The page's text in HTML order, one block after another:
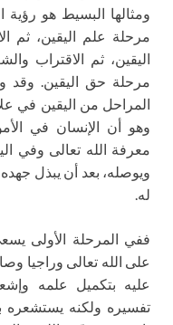
ومثالها البسيط هو رؤية
مرحلة علم اليقين، ثم
اليقين، ثم الاقتراب
مرحلة حق اليقين. وقد
المراحل من اليقين في
وهو أن الإنسان في
معرفة الله تعالى وفي
ويوصله، بعد أن يبذل
له.
ففي المرحلة الأولى
على الله تعالى وراجيا
عليه بتكميل علمه
تفسيره ولكنه يستشعره